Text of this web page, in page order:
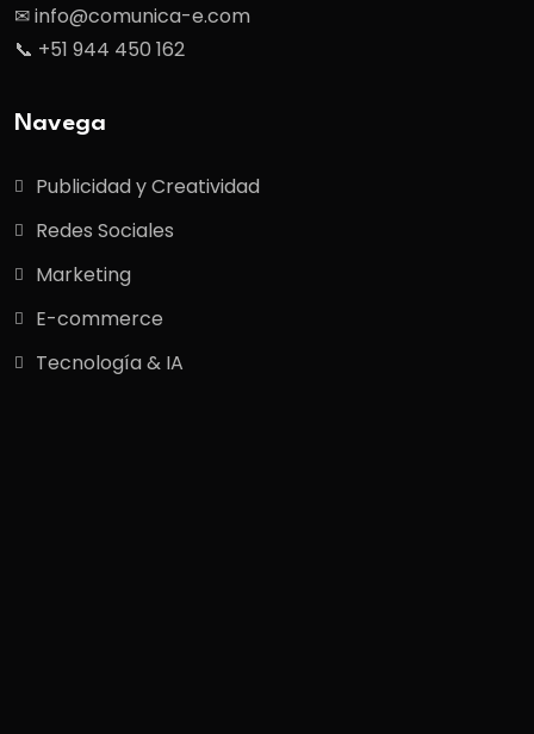
✉ info@comunica-e.com
📞 +51 944 450 162
Navega
Publicidad y Creatividad
Redes Sociales
Marketing
E-commerce
Tecnología & IA